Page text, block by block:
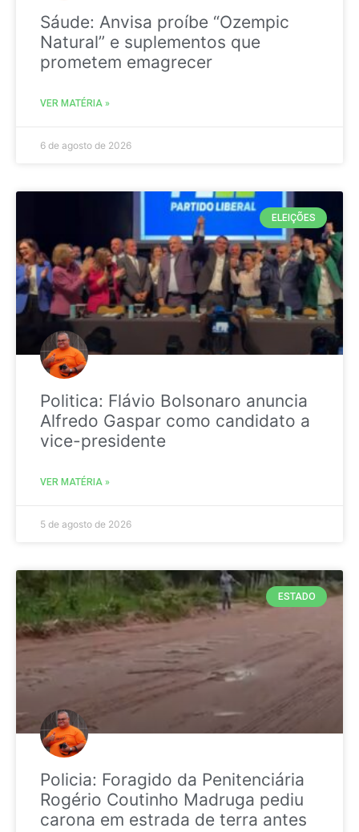
Sáude: Anvisa proíbe “Ozempic
Natural” e suplementos que
prometem emagrecer
VER MATÉRIA »
6 de agosto de 2026
ELEIÇÕES
Politica: Flávio Bolsonaro anuncia
Alfredo Gaspar como candidato a
vice-presidente
VER MATÉRIA »
5 de agosto de 2026
ESTADO
Policia: Foragido da Penitenciária
Rogério Coutinho Madruga pediu
carona em estrada de terra antes